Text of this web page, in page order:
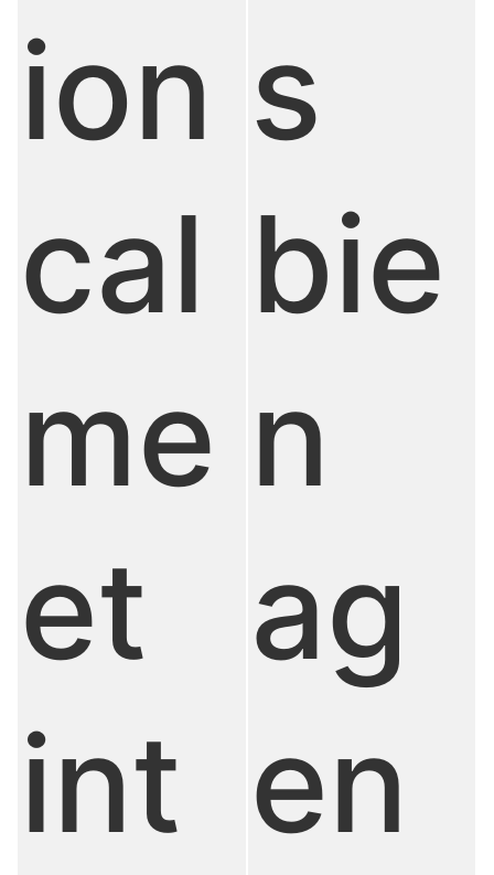
ion
cal
me
et
int
s
bie
n
ag
en